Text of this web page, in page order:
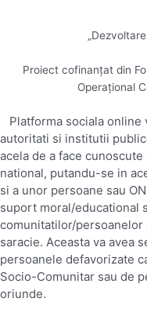
Proiect cofinanțat din
Operațional
Platforma sociala
autoritati si institutii
acela de a face
national, putandu-se in
si a unor persoane sau
suport moral/educational
comunitatilor/persoanelor
saracie. Aceasta va avea
persoanele defavorizate
Socio-Comunitar sau de
oriunde.